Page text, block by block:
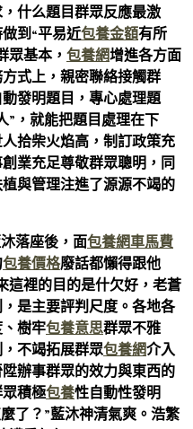
什么題目群眾反應最激
到“平易近包養金額有所
眾基本， 包養網增進各方面
式上，親密聯絡接觸群
發明題目，專心處理題
”，就能把題目處理在下
拾柴火焰高，制訂政策充
業充足尊敬群眾聰明，同
與管理注進了源源不竭的
落座後，面包養網車馬費
包養價格廢話都懶得跟他
這裡的目的是什欠好，老蒼
是主要評判尺度。各地各
樹牢包養意思群眾不雅
不竭拓展群眾包養網介入
辦事群眾的效力與東西的
積極包養性自動性發明
了？”藍沐神清氣爽。浩繁